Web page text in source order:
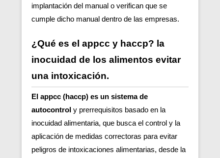
implantación del manual o verifican que se
cumple dicho manual dentro de las empresas.
¿Qué es el appcc y haccp? la
inocuidad de los alimentos evitar
una intoxicación.
El appcc (haccp) es un sistema de
autocontrol y prerrequisitos basado en la
inocuidad alimentaria, que busca el control y la
aplicación de medidas correctoras para evitar
peligros de intoxicaciones alimentarias, desde la